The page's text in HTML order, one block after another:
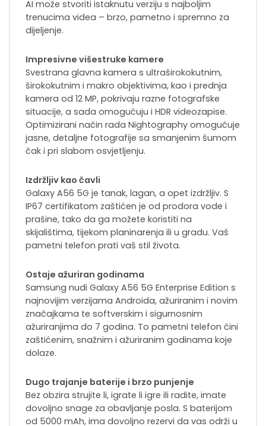
AI može stvoriti istaknutu verziju s najboljim
trenucima videa – brzo, pametno i spremno za
dijeljenje.
Impresivne višestruke kamere
Svestrana glavna kamera s ultraširokokutnim,
širokokutnim i makro objektivima, kao i prednja
kamera od 12 MP, pokrivaju razne fotografske
situacije, a sada omogućuju i HDR videozapise.
Optimizirani način rada Nightography omogućuje
jasne, detaljne fotografije sa smanjenim šumom
čak i pri slabom osvjetljenju.
Izdržljiv kao čavli
Galaxy A56 5G je tanak, lagan, a opet izdržljiv. S
IP67 certifikatom zaštićen je od prodora vode i
prašine, tako da ga možete koristiti na
skijalištima, tijekom planinarenja ili u gradu. Vaš
pametni telefon prati vaš stil života.
Ostaje ažuriran godinama
Samsung nudi Galaxy A56 5G Enterprise Edition s
najnovijim verzijama Androida, ažuriranim i novim
značajkama te softverskim i sigurnosnim
ažuriranjima do 7 godina. To pametni telefon čini
zaštićenim, snažnim i ažuriranim godinama koje
dolaze.
Dugo trajanje baterije i brzo punjenje
Bez obzira strujite li, igrate li igre ili radite, imate
dovoljno snage za obavljanje posla. S baterijom
od 5000 mAh, ima dovoljno rezervi da vas održi u